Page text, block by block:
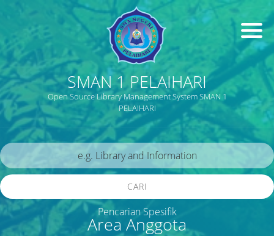
SMAN 1 PELAIHARI
Open Source Library Management System SMAN 1
PELAIHARI
Area Anggota
CARI
Pencarian Spesifik